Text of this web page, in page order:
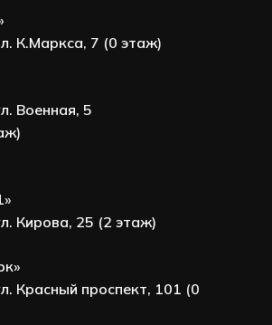
К.Маркса, 7 (0 этаж)
Военная, 5
Кирова, 25 (2 этаж)
Красный проспект, 101 (0